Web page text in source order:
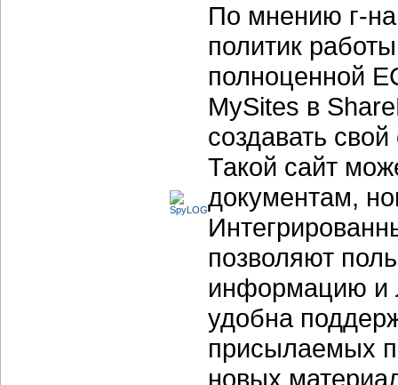
По мнению г-на
политик
полноценной
MySites в
создавать
Такой сайт
документам,
позволяют
информацию и
удобна
присылаемых
новых